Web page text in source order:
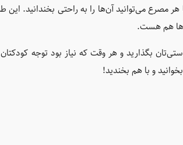
می‌توانید آن‌ها را به راحتی بخندانید. این
هم هست.
بگذارید و هر وقت که نیاز بود توجه
و با هم بخندید!